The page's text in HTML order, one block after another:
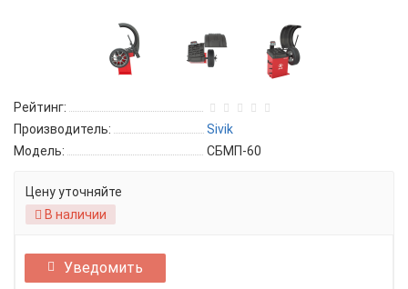
Рейтинг:
Производитель:
Sivik
Модель:
СБМП-60
Цену уточняйте
В наличии
Уведомить